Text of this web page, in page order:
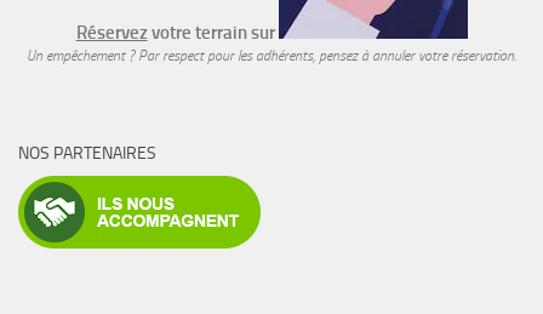
Réservez votre terrain sur
Un empêchement ? Par respect pour les adhérents, pensez à annuler votre réservation.
NOS PARTENAIRES